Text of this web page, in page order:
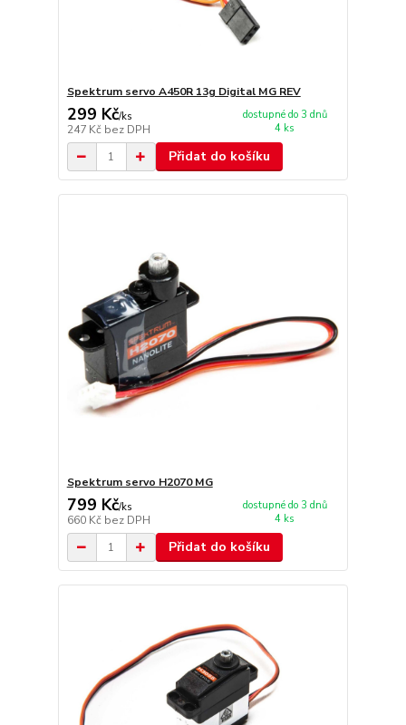
Spektrum servo A450R 13g Digital MG REV
299 Kč/ks
247 Kč bez DPH
dostupné do 3 dnů
4 ks
Přidat do košíku
Spektrum servo H2070 MG
799 Kč/ks
660 Kč bez DPH
dostupné do 3 dnů
4 ks
Přidat do košíku